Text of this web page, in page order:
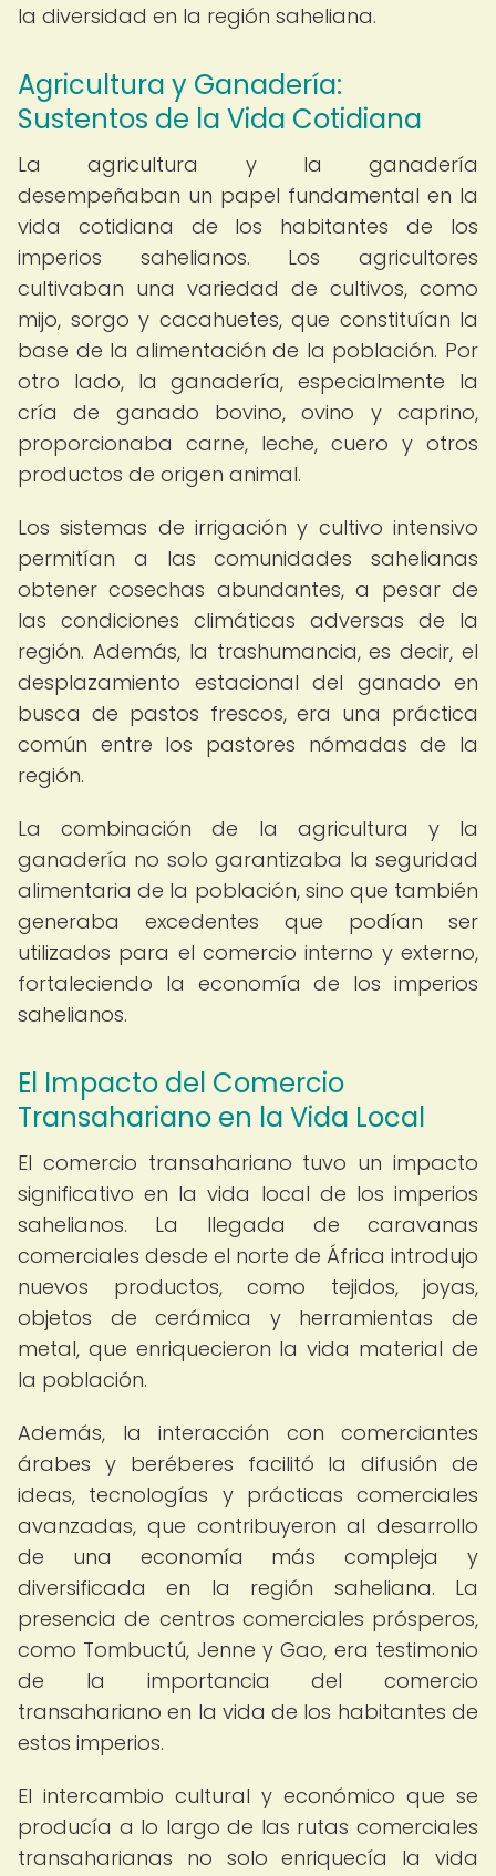
la diversidad en la región saheliana.
Agricultura y Ganadería:
Sustentos de la Vida Cotidiana
La agricultura y la ganadería
desempeñaban un papel fundamental en la
vida cotidiana de los habitantes de los
imperios sahelianos. Los agricultores
cultivaban una variedad de cultivos, como
mijo, sorgo y cacahuetes, que constituían la
base de la alimentación de la población. Por
otro lado, la ganadería, especialmente la
cría de ganado bovino, ovino y caprino,
proporcionaba carne, leche, cuero y otros
productos de origen animal.
Los sistemas de irrigación y cultivo intensivo
permitían a las comunidades sahelianas
obtener cosechas abundantes, a pesar de
las condiciones climáticas adversas de la
región. Además, la trashumancia, es decir, el
desplazamiento estacional del ganado en
busca de pastos frescos, era una práctica
común entre los pastores nómadas de la
región.
La combinación de la agricultura y la
ganadería no solo garantizaba la seguridad
alimentaria de la población, sino que también
generaba excedentes que podían ser
utilizados para el comercio interno y externo,
fortaleciendo la economía de los imperios
sahelianos.
El Impacto del Comercio
Transahariano en la Vida Local
El comercio transahariano tuvo un impacto
significativo en la vida local de los imperios
sahelianos. La llegada de caravanas
comerciales desde el norte de África introdujo
nuevos productos, como tejidos, joyas,
objetos de cerámica y herramientas de
metal, que enriquecieron la vida material de
la población.
Además, la interacción con comerciantes
árabes y beréberes facilitó la difusión de
ideas, tecnologías y prácticas comerciales
avanzadas, que contribuyeron al desarrollo
de una economía más compleja y
diversificada en la región saheliana. La
presencia de centros comerciales prósperos,
como Tombuctú, Jenne y Gao, era testimonio
de la importancia del comercio
transahariano en la vida de los habitantes de
estos imperios.
El intercambio cultural y económico que se
producía a lo largo de las rutas comerciales
transaharianas no solo enriquecía la vida